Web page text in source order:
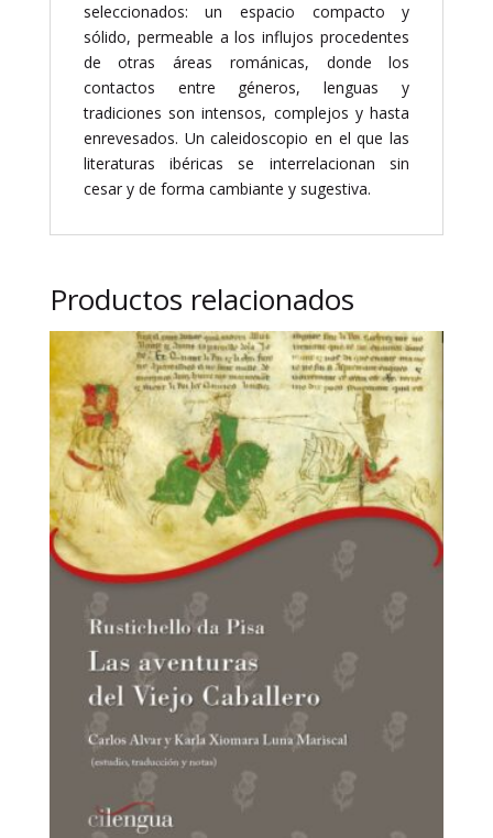
seleccionados: un espacio compacto y
sólido, permeable a los influjos procedentes
de otras áreas románicas, donde los
contactos entre géneros, lenguas y
tradiciones son intensos, complejos y hasta
enrevesados. Un caleidoscopio en el que las
literaturas ibéricas se interrelacionan sin
cesar y de forma cambiante y sugestiva.
Productos relacionados